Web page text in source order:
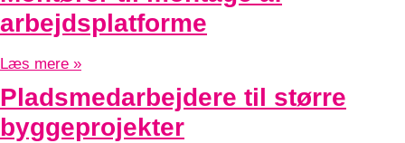
arbejdsplatforme
Læs mere »
Pladsmedarbejdere til større
byggeprojekter